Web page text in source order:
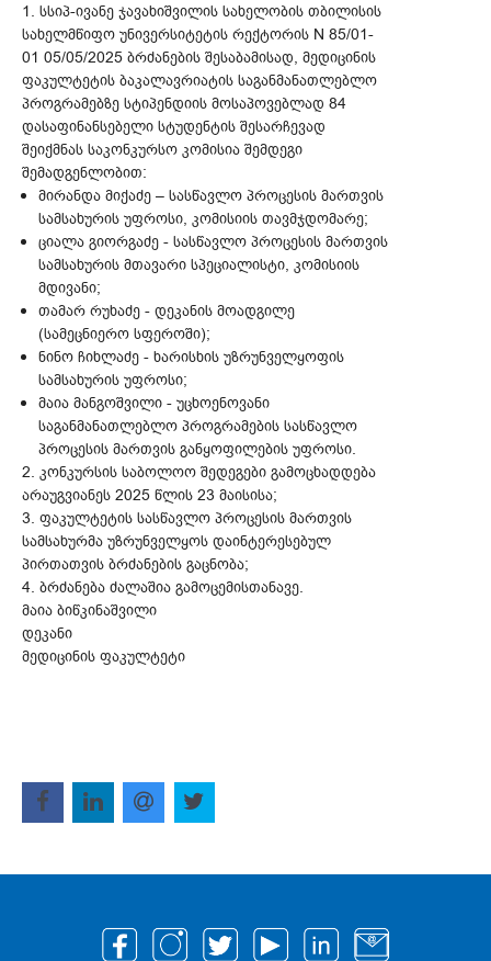
1. სსიპ-ივანე ჯავახიშვილის სახელობის თბილისის
სახელმწიფო უნივერსიტეტის რექტორის N 85/01-
01 05/05/2025 ბრძანების შესაბამისად, მედიცინის
ფაკულტეტის ბაკალავრიატის საგანმანათლებლო
პროგრამებზე სტიპენდიის მოსაპოვებლად 84
დასაფინანსებელი სტუდენტის შესარჩევად
შეიქმნას საკონკურსო კომისია შემდეგი
შემადგენლობით:
მირანდა მიქაძე – სასწავლო პროცესის მართვის
სამსახურის უფროსი, კომისიის თავმჯდომარე;
ციალა გიორგაძე - სასწავლო პროცესის მართვის
სამსახურის მთავარი სპეციალისტი, კომისიის
მდივანი;
თამარ რუხაძე - დეკანის მოადგილე
(სამეცნიერო სფეროში);
ნინო ჩიხლაძე - ხარისხის უზრუნველყოფის
სამსახურის უფროსი;
მაია მანგოშვილი - უცხოენოვანი
საგანმანათლებლო პროგრამების სასწავლო
პროცესის მართვის განყოფილების უფროსი.
2. კონკურსის საბოლოო შედეგები გამოცხადდება
არაუგვიანეს 2025 წლის 23 მაისისა;
3. ფაკულტეტის სასწავლო პროცესის მართვის
სამსახურმა უზრუნველყოს დაინტერესებულ
პირთათვის ბრძანების გაცნობა;
4. ბრძანება ძალაშია გამოცემისთანავე.
მაია ბიწკინაშვილი
დეკანი
მედიცინის ფაკულტეტი